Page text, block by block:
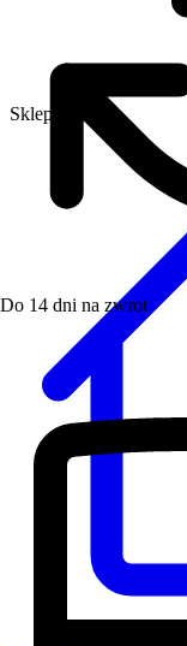
Do 14 dni na zwrot
Sklep